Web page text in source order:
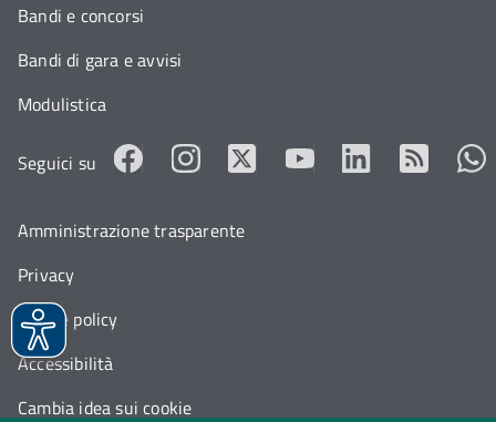
Bandi e concorsi
Bandi di gara e avvisi
Modulistica
Seguici su
Amministrazione trasparente
Privacy
Cookie policy
Accessibilità
Cambia idea sui cookie